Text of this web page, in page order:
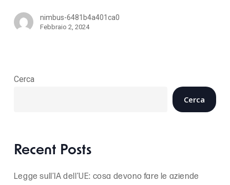
nimbus-6481b4a401ca0
Febbraio 2, 2024
Cerca
Cerca
Recent Posts
Legge sull’IA dell’UE: cosa devono fare le aziende